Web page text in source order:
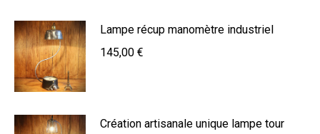
Lampe récup manomètre industriel
145,00 €
Création artisanale unique lampe tour